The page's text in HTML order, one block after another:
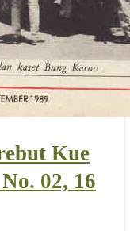
Kue
02, 16